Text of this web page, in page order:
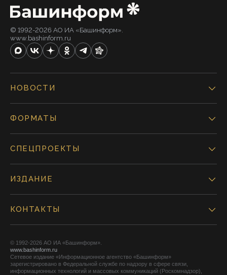
© 1992-2026 АО ИА «Башинформ».
www.bashinform.ru
НОВОСТИ
ФОРМАТЫ
СПЕЦПРОЕКТЫ
ИЗДАНИЕ
КОНТАКТЫ
© 1992-2026 АО ИА «Башинформ».
www.bashinform.ru
Сетевое издание «Информационное агентство «Башинформ»
зарегистрировано в Федеральной службе по надзору в сфере связи,
информационных технологий и массовых коммуникаций (Роскомнадзор),